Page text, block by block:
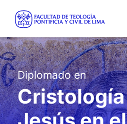
Diplomado en